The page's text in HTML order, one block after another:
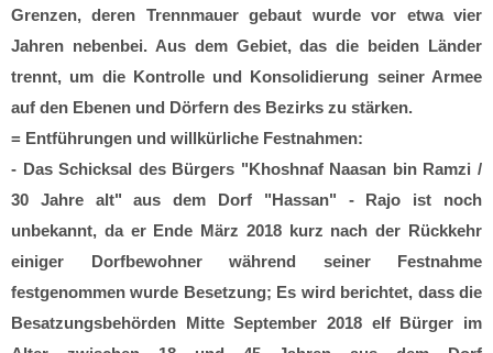
Grenzen, deren Trennmauer gebaut wurde vor etwa vier
Jahren nebenbei. Aus dem Gebiet, das die beiden Länder
trennt, um die Kontrolle und Konsolidierung seiner Armee
auf den Ebenen und Dörfern des Bezirks zu stärken.
= Entführungen und willkürliche Festnahmen:
- Das Schicksal des Bürgers "Khoshnaf Naasan bin Ramzi /
30 Jahre alt" aus dem Dorf "Hassan" - Rajo ist noch
unbekannt, da er Ende März 2018 kurz nach der Rückkehr
einiger Dorfbewohner während seiner Festnahme
festgenommen wurde Besetzung; Es wird berichtet, dass die
Besatzungsbehörden Mitte September 2018 elf Bürger im